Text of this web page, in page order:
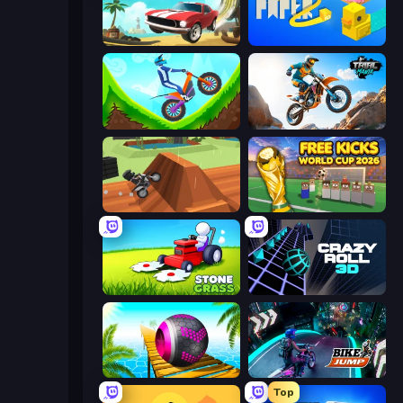
Stunt Paradise
Hill Climb on Moto Bike Trial Mania
Blocky Trials Free Kicks World Cup 2026
Stone Grass: Mowing Simulator Crazy Roll 3D
Rolling Balls Sea Race Bike Jump
Top